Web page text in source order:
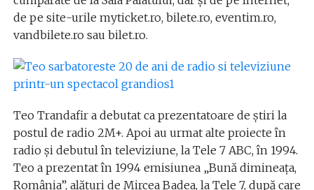
de pe site-urile myticket.ro, bilete.ro, eventim.ro,
vandbilete.ro sau bilet.ro.
Teo Trandafir a debutat ca prezentatoare de știri la
postul de radio 2M+. Apoi au urmat alte proiecte în
radio și debutul în televiziune, la Tele 7 ABC, în 1994.
Teo a prezentat în 1994 emisiunea „Bună dimineața,
România”, alături de Mircea Badea, la Tele 7, după care